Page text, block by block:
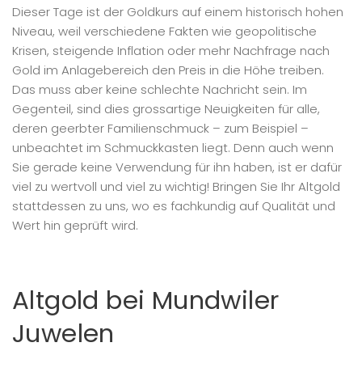
Dieser Tage ist der Goldkurs auf einem historisch hohen
Niveau, weil verschiedene Fakten wie geopolitische
Krisen, steigende Inflation oder mehr Nachfrage nach
Gold im Anlagebereich den Preis in die Höhe treiben.
Das muss aber keine schlechte Nachricht sein. Im
Gegenteil, sind dies grossartige Neuigkeiten für alle,
deren geerbter Familienschmuck – zum Beispiel –
unbeachtet im Schmuckkasten liegt. Denn auch wenn
Sie gerade keine Verwendung für ihn haben, ist er dafür
viel zu wertvoll und viel zu wichtig! Bringen Sie Ihr Altgold
stattdessen zu uns, wo es fachkundig auf Qualität und
Wert hin geprüft wird.
Altgold bei Mundwiler
Juwelen